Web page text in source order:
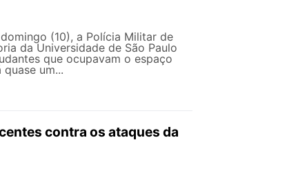
(10), a Polícia Militar de
da Universidade de São Paulo
que ocupavam o espaço
um...
contra os ataques da